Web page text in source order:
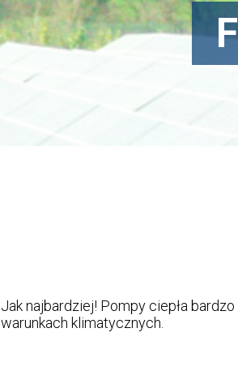
Jak najbardziej! Pompy ciepła
warunkach klimatycznych.